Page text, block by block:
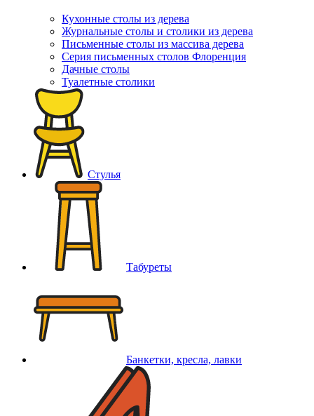
Кухонные столы из дерева
Журнальные столы и столики из дерева
Письменные столы из массива дерева
Серия письменных столов Флоренция
Дачные столы
Туалетные столики
Стулья
Табуреты
Банкетки, кресла, лавки